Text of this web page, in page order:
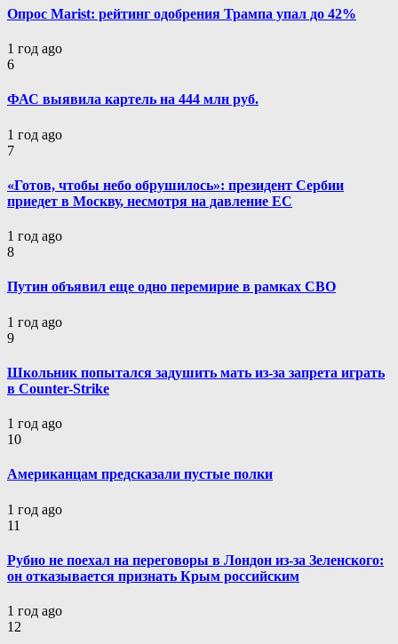
Опрос Marist: рейтинг одобрения Трампа упал до 42%
1 год ago
6
ФАС выявила картель на 444 млн руб.
1 год ago
7
«Готов, чтобы небо обрушилось»: президент Сербии
приедет в Москву, несмотря на давление ЕС
1 год ago
8
Путин объявил еще одно перемирие в рамках СВО
1 год ago
9
Школьник попытался задушить мать из-за запрета играть
в Counter-Strike
1 год ago
10
Американцам предсказали пустые полки
1 год ago
11
Рубио не поехал на переговоры в Лондон из-за Зеленского:
он отказывается признать Крым российским
1 год ago
12